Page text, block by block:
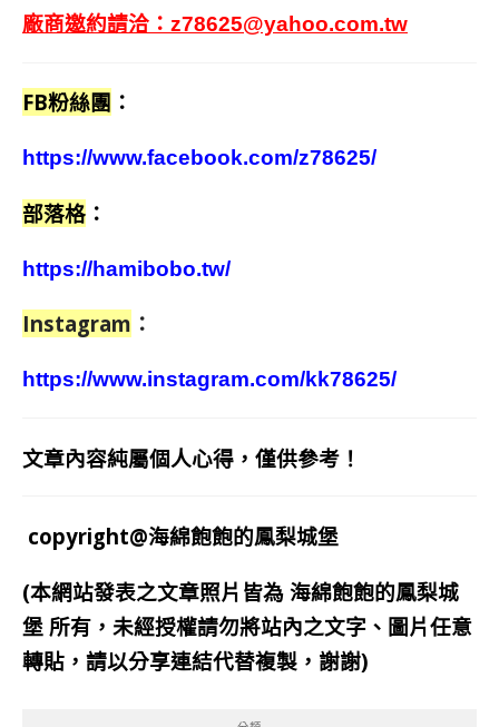
廠商邀約請洽： z78625@yahoo.com.tw
FB粉絲團 ：
https://www.facebook.com/z78625/
部落格 ：
https://hamibobo.tw/
Instagram ：
https://www.instagram.com/kk78625/
文章內容純屬個人心得，僅供參考！
copyright@海綿飽飽的鳳梨城堡
(本網站發表之文章照片皆為 海綿飽飽的鳳梨城
堡 所有，未經授權請勿將站內之文字、圖片任意
轉貼，請以分享連結代替複製，謝謝)